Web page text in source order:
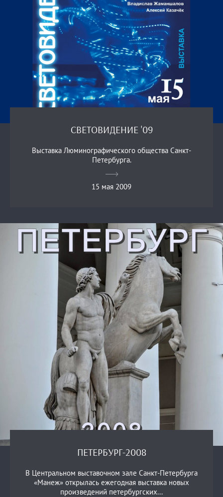
СВЕТОВИДЕНИЕ '09
Выставка Люминографического общества Санкт-
Петербурга.
15 мая 2009
ПЕТЕРБУРГ-2008
В Центральном выставочном зале Санкт-Петербурга
«Манеж» открылась ежегодная выставка новых
произведений петербургских...